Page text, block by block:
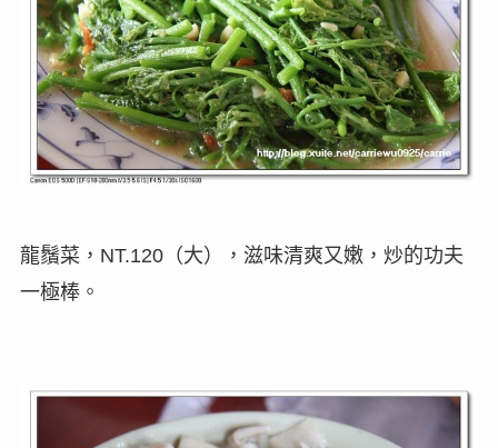
龍鬚菜， NT.120（大），滋味清爽又嫩，炒的功夫
一極棒。